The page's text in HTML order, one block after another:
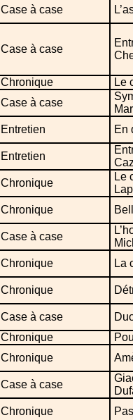
Case à case
Case à case
Chronique
Le
Case à case
Entretien En
Entretien
Chronique
Le
Chronique
Case à case
Chronique La
Chronique
Case à case
Chronique
Chronique
Case à case
Chronique